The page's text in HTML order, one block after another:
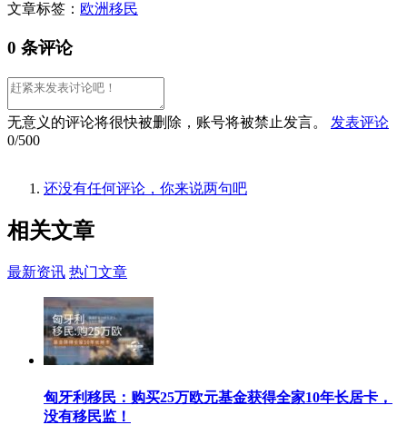
文章标签： 欧洲移民
0 条评论
无意义的评论将很快被删除，账号将被禁止发言。
发表评论
0/500
还没有任何评论，你来说两句吧
相关文章
最新资讯 热门文章
匈牙利移民：购买25万欧元基金获得全家10年长居卡，
没有移民监！